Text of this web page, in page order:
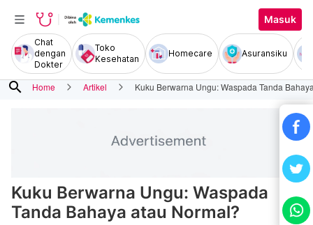
Masuk
Chat
dengan
Dokter
Toko
Kesehatan
Homecare Asuransiku
search Home Artikel Kuku Berwarna Ungu: Waspada Tanda
Kuku Berwarna Ungu: Waspada
Tanda Bahaya atau Normal?